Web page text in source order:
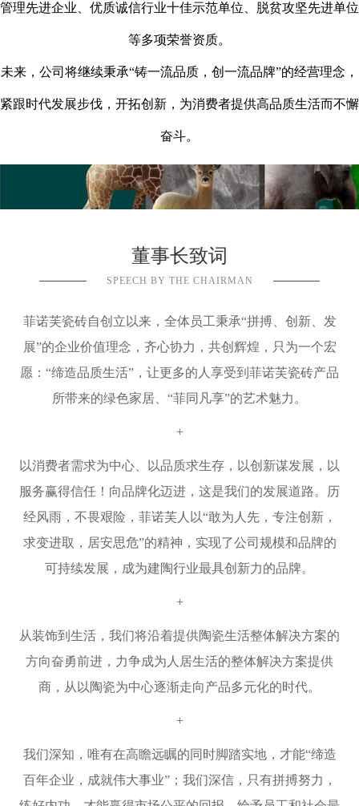
管理先进企业、优质诚信行业十佳示范单位、脱贫攻坚先进单位
等多项荣誉资质。
未来，公司将继续秉承“铸一流品质，创一流品牌”的经营理念，
紧跟时代发展步伐，开拓创新，为消费者提供高品质生活而不懈
奋斗。
董事长致词
SPEECH BY THE CHAIRMAN
菲诺芙瓷砖自创立以来，全体员工秉承“拼搏、创新、发
展”的企业价值理念，齐心协力，共创辉煌，只为一个宏
愿： “缔造品质生活” ，让更多的人享受到菲诺芙瓷砖产品
所带来的绿色家居、 “菲同凡享”的艺术魅力。
+
以消费者需求为中心、以品质求生存，以创新谋发展，以
服务赢得信任！向品牌化迈进，这是我们的发展道路。历
经风雨，不畏艰险，菲诺芙人以“敢为人先，专注创新，
求变进取，居安思危”的精神，实现了公司规模和品牌的
可持续发展，成为建陶行业最具创新力的品牌。
+
从装饰到生活，我们将沿着提供陶瓷生活整体解决方案的
方向奋勇前进，力争成为人居生活的整体解决方案提供
商，从以陶瓷为中心逐渐走向产品多元化的时代。
+
我们深知，唯有在高瞻远瞩的同时脚踏实地，才能“缔造
百年企业，成就伟大事业”；我们深信，只有拼搏努力，